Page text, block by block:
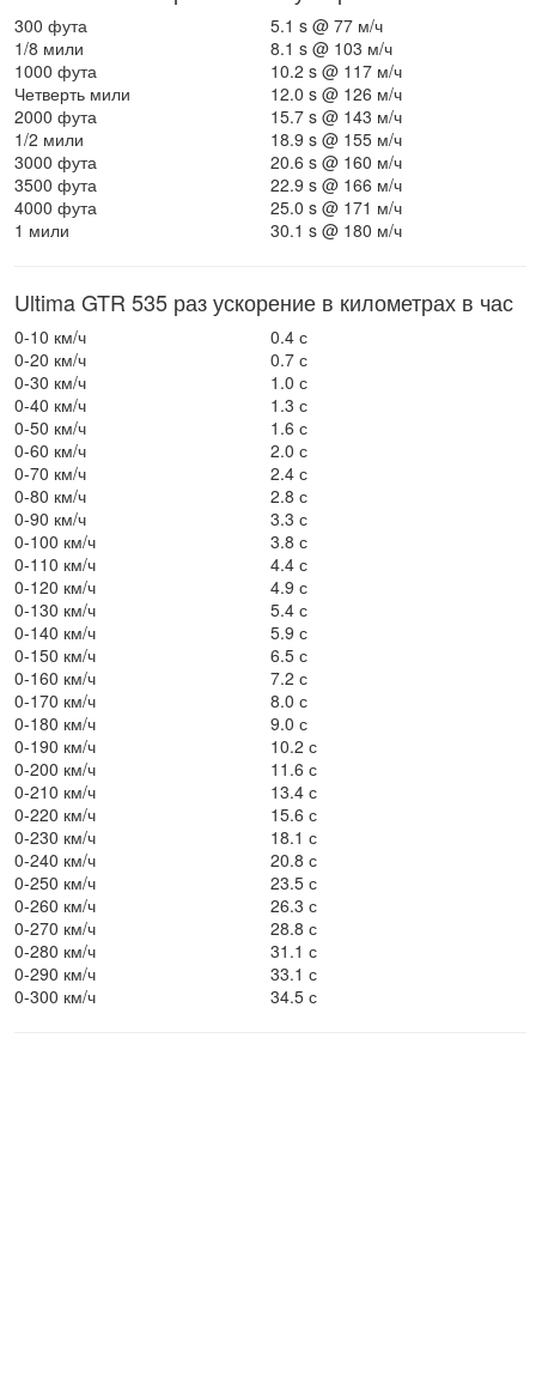
300 фута
5.1 s @ 77 м/ч
1/8 мили
8.1 s @ 103 м/ч
1000 фута
10.2 s @ 117 м/ч
Четверть мили
12.0 s @ 126 м/ч
2000 фута
15.7 s @ 143 м/ч
1/2 мили
18.9 s @ 155 м/ч
3000 фута
20.6 s @ 160 м/ч
3500 фута
22.9 s @ 166 м/ч
4000 фута
25.0 s @ 171 м/ч
1 мили
30.1 s @ 180 м/ч
Ultima GTR 535 раз ускорение в километрах в час
0-10 км/ч
0.4 с
0-20 км/ч
0.7 с
0-30 км/ч
1.0 с
0-40 км/ч
1.3 с
0-50 км/ч
1.6 с
0-60 км/ч
2.0 с
0-70 км/ч
2.4 с
0-80 км/ч
2.8 с
0-90 км/ч
3.3 с
0-100 км/ч
3.8 с
0-110 км/ч
4.4 с
0-120 км/ч
4.9 с
0-130 км/ч
5.4 с
0-140 км/ч
5.9 с
0-150 км/ч
6.5 с
0-160 км/ч
7.2 с
0-170 км/ч
8.0 с
0-180 км/ч
9.0 с
0-190 км/ч
10.2 с
0-200 км/ч
11.6 с
0-210 км/ч
13.4 с
0-220 км/ч
15.6 с
0-230 км/ч
18.1 с
0-240 км/ч
20.8 с
0-250 км/ч
23.5 с
0-260 км/ч
26.3 с
0-270 км/ч
28.8 с
0-280 км/ч
31.1 с
0-290 км/ч
33.1 с
0-300 км/ч
34.5 с